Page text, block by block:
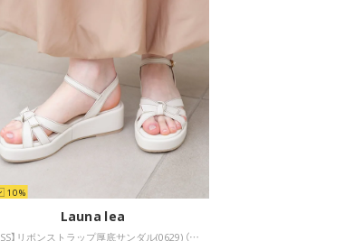
10
Launa lea
【26SS】リボンストラップ厚底サンダル(0629) （アイボリー）